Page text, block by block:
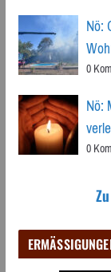
Nö:
0
Nö:
0